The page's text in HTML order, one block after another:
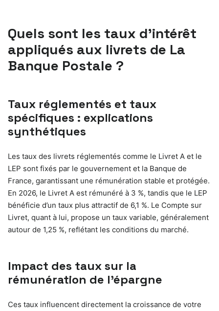
Quels sont les taux d’intérêt
appliqués aux livrets de La
Banque Postale ?
Taux réglementés et taux
spécifiques : explications
synthétiques
Les taux des livrets réglementés comme le Livret A et le
LEP sont fixés par le gouvernement et la Banque de
France, garantissant une rémunération stable et protégée.
En 2026, le Livret A est rémunéré à 3 %, tandis que le LEP
bénéficie d’un taux plus attractif de 6,1 %. Le Compte sur
Livret, quant à lui, propose un taux variable, généralement
autour de 1,25 %, reflétant les conditions du marché.
Impact des taux sur la
rémunération de l’épargne
Ces taux influencent directement la croissance de votre